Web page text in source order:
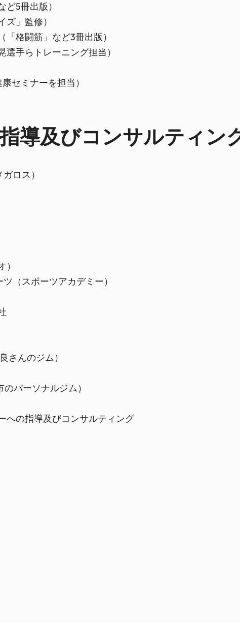
5冊出版）
」監修）
格闘筋」など3冊出版）
手らトレーニング担当）
セミナーを担当）
導及びコンサルティン
ロス）
（スポーツアカデミー）
さんのジム）
パーソナルジム）
への指導及びコンサルティング